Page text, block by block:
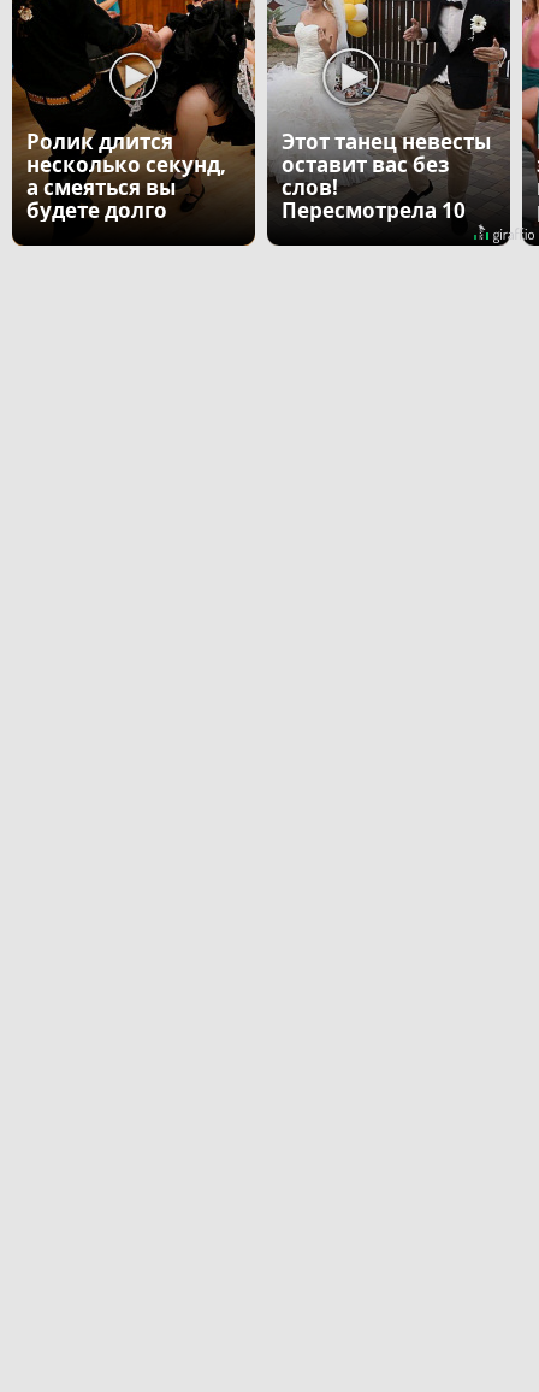
Ролик длится
несколько секунд,
а смеяться вы
будете долго
Этот танец невесты
оставит вас без
слов!
Пересмотрела 10